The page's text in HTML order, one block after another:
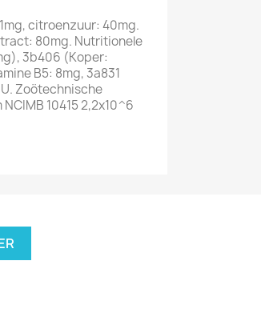
citroenzuur: 40mg.
80mg. Nutritionele
3b406 (Koper:
B5: 8mg, 3a831
Zoötechnische
10415 2,2x10^6